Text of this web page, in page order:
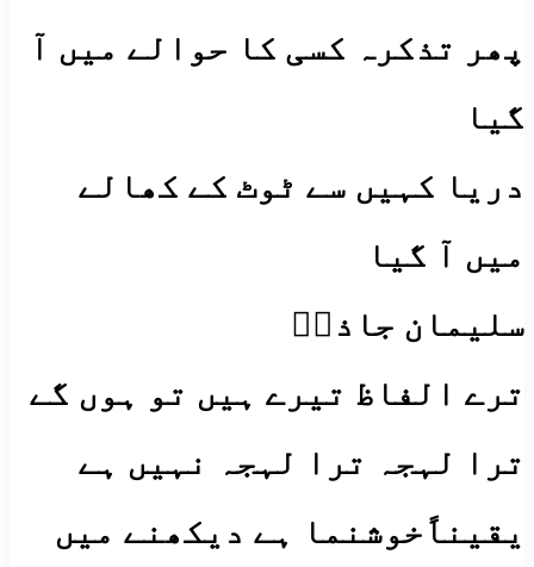
پھر تذکرہ کسی کا حوالے میں آ
گیا
دریا کہیں سے ٹوٹ کے کھالے
میں آ گیا
سلیمان جاذبؔ
ترے الفاظ تیرے ہیں تو ہوں گے
ترا لہجہ ترا لہجہ نہیں ہے
یقیناًخوشنما ہے دیکھنے میں